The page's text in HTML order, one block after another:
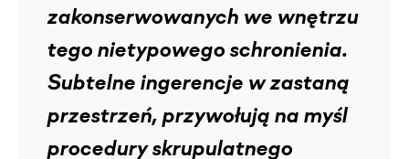
zakonserwowanych we wnętrzu
tego nietypowego schronienia.
Subtelne ingerencje w zastaną
przestrzeń, przywołują na myśl
procedury skrupulatnego